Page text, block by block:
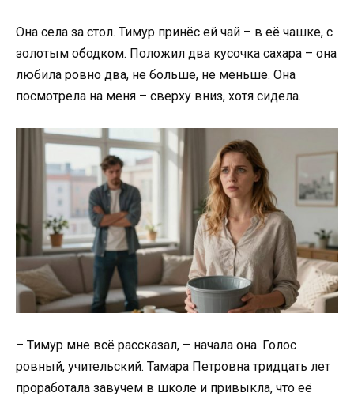
Она села за стол. Тимур принёс ей чай – в её чашке, с
золотым ободком. Положил два кусочка сахара – она
любила ровно два, не больше, не меньше. Она
посмотрела на меня – сверху вниз, хотя сидела.
– Тимур мне всё рассказал, – начала она. Голос
ровный, учительский. Тамара Петровна тридцать лет
проработала завучем в школе и привыкла, что её